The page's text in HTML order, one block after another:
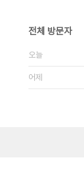
전체 방문자
오늘
어제